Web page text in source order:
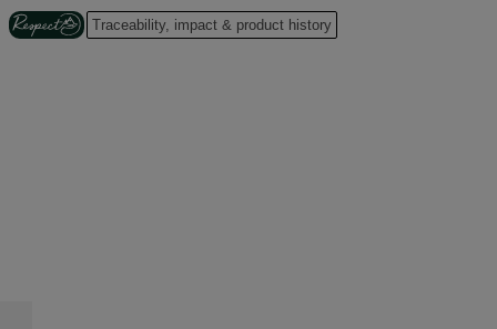
快適さが長続きします。
Traceability, impact & product history